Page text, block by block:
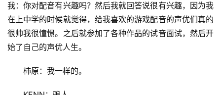
我：你对配音有兴趣吗？然后我就回答说很有兴趣，因为我
在上中学的时候就觉得，给我喜欢的游戏配音的声优们真的
很帅我很憧憬。之后就参加了各种作品的试音面试，然后开
始了自己的声优人生。
柿原：我一样的。